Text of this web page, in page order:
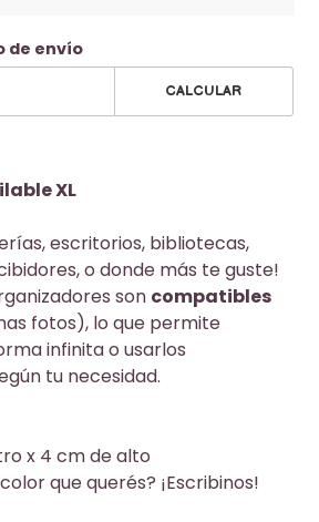
de envío
CALCULAR
XL
escritorios, bibliotecas,
o donde más te guste!
son compatibles
fotos), lo que permite
infinita o usarlos
tu necesidad.
x 4 cm de alto
que querés? ¡Escribinos!